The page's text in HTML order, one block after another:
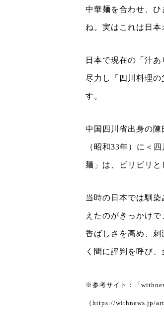
中華麺を合わせ、
ね。実はこれは日本
日本で現在の「汁
尽力し「四川料理
す。
中国四川省出身の陳
（昭和33年）に＜
麺」は、ビリビリと
当時の日本では馴
えたのがきっかけ
香ばしさを高め、
く間に評判を呼び
※参考サイト：「
（https://withnews.jp/